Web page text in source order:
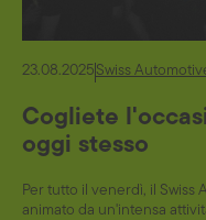
23.08.2025 Swiss
Cogliete
oggi stesso
Per tutto il venerdì, il Swiss
animato da un'intensa